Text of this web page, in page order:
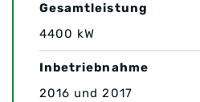
Gesamtleistung
4400 kW
Inbetriebnahme
2016 und 2017